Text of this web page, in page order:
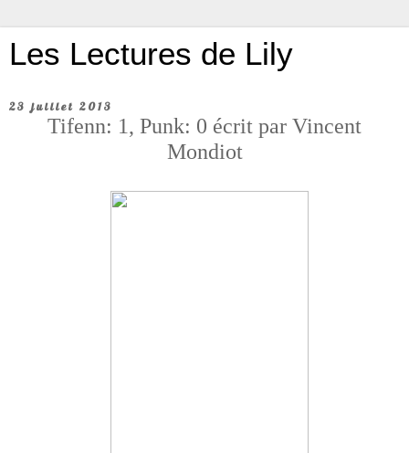
Les Lectures de Lily
23 juillet 2013
Tifenn: 1, Punk: 0 écrit par Vincent
Mondiot